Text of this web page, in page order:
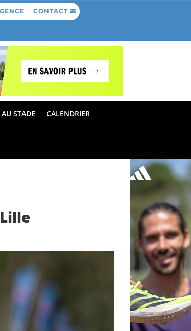
CONTACT
AU STADE CALENDRIER